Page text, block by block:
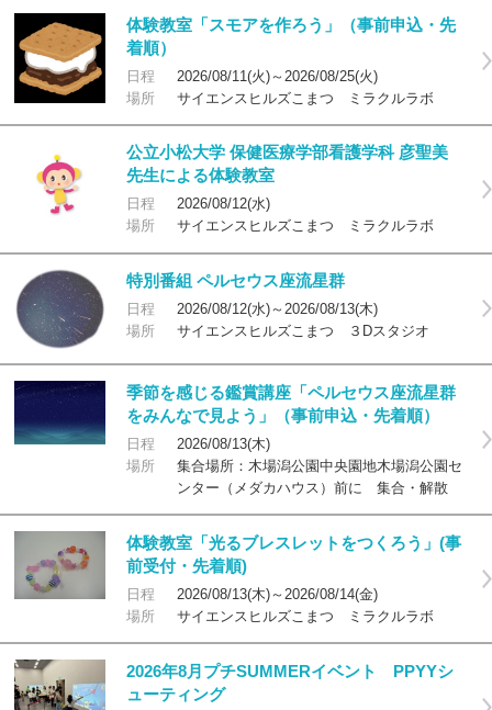
体験教室「スモアを作ろう」（事前申込・先
着順）
日程
2026/08/11(火)～2026/08/25(火)
場所
サイエンスヒルズこまつ ミラクルラボ
公立小松大学 保健医療学部看護学科 彦聖美
先生による体験教室
日程
2026/08/12(水)
場所
サイエンスヒルズこまつ ミラクルラボ
特別番組 ペルセウス座流星群
日程
2026/08/12(水)～2026/08/13(木)
場所
サイエンスヒルズこまつ ３Dスタジオ
季節を感じる鑑賞講座「ペルセウス座流星群
をみんなで見よう」（事前申込・先着順）
日程
2026/08/13(木)
場所
集合場所：木場潟公園中央園地木場潟公園セ
ンター（メダカハウス）前に 集合・解散
体験教室「光るブレスレットをつくろう」(事
前受付・先着順)
日程
2026/08/13(木)～2026/08/14(金)
場所
サイエンスヒルズこまつ ミラクルラボ
2026年8月プチSUMMERイベント PPYYシ
ューティング